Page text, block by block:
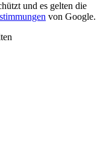
und es gelten die
von Google.